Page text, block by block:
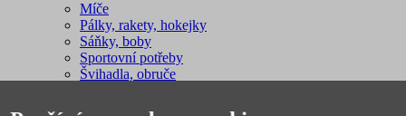
Míče
Pálky, rakety, hokejky
Sáňky, boby
Sportovní potřeby
Švihadla, obruče